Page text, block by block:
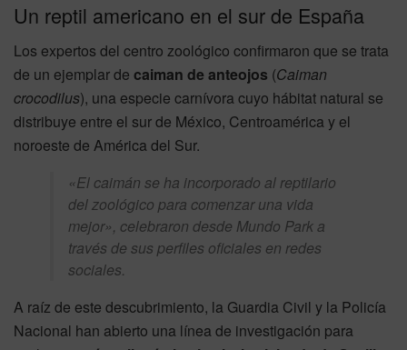
Un reptil americano en el sur de España
Los expertos del centro zoológico confirmaron que se trata
de un ejemplar de caiman de anteojos (Caiman
crocodilus), una especie carnívora cuyo hábitat natural se
distribuye entre el sur de México, Centroamérica y el
noroeste de América del Sur.
«El caimán se ha incorporado al reptilario
del zoológico para comenzar una vida
mejor», celebraron desde Mundo Park a
través de sus perfiles oficiales en redes
sociales.
A raíz de este descubrimiento, la Guardia Civil y la Policía
Nacional han abierto una línea de investigación para